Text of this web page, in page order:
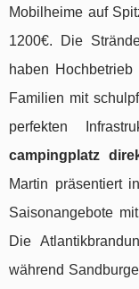
Mobilheime auf
1200€. Die
haben
Familien mit
perfekten
campingplatz
Martin präsentiert
Saisonangebote
Die
während